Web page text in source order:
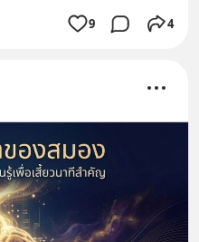
9 4